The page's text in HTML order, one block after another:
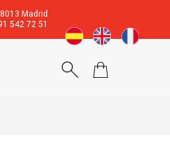
Madrid
542 72 51